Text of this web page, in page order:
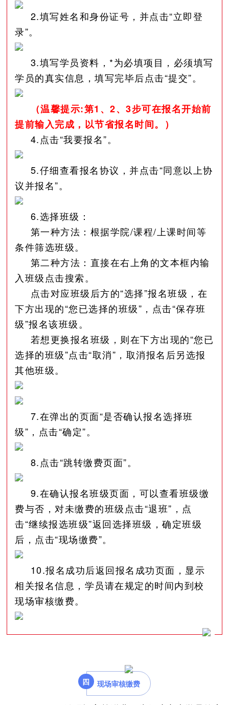
2.填写姓名和身份证号，并点击“立即登
录”。
3.填写学员资料，*为必填项目，必须填写
学员的真实信息，填写完毕后点击“提交”。
（温馨提示:第1、2、3步可在报名开始前
提前输入完成，以节省报名时间。）
4.点击“我要报名”。
5.仔细查看报名协议，并点击“同意以上协
议并报名”。
6.选择班级：
第一种方法：根据学院/课程/上课时间等
条件筛选班级。
第二种方法：直接在右上角的文本框内输
入班级点击搜索。
点击对应班级后方的“选择”报名班级，在
下方出现的“您已选择的班级”，点击“保存班
级”报名该班级。
若想更换报名班级，则在下方出现的“您已
选择的班级”点击“取消”，取消报名后另选报
其他班级。
7.在弹出的页面“是否确认报名选择班
级”，点击“确定”。
8.点击“跳转缴费页面”。
9.在确认报名班级页面，可以查看班级缴
费与否，对未缴费的班级点击“退班”，点
击“继续报选班级”返回选择班级，确定班级
后，点击“现场缴费”。
10.报名成功后返回报名成功页面，显示
相关报名信息，学员请在规定的时间内到校
现场审核缴费。
四 现场审核缴费